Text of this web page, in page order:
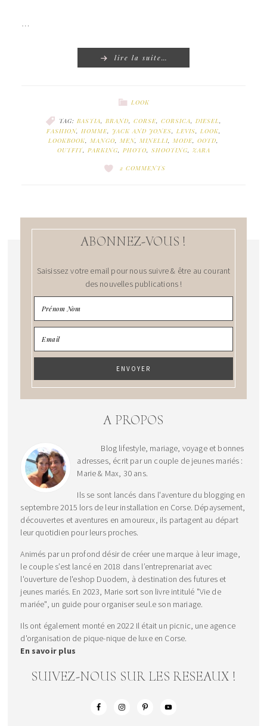
…
lire la suite…
LOOK
TAG: BASTIA, BRAND, CORSE, CORSICA, DIESEL,
FASHION, HOMME, JACK AND JONES, LEVIS, LOOK,
LOOKBOOK, MANGO, MEN, MINELLI, MODE, OOTD,
OUTFIT, PARKING, PHOTO, SHOOTING,ZARA
2 COMMENTS
ABONNEZ-VOUS !
Saisissez votre email pour nous suivre & être au courant
des nouvelles publications !
A PROPOS
Blog lifestyle, mariage, voyage et bonnes
adresses, écrit par un couple de jeunes mariés :
Marie & Max, 30 ans.
Ils se sont lancés dans l'aventure du blogging en
septembre 2015 lors de leur installation en Corse. Dépaysement,
découvertes et aventures en amoureux, ils partagent au départ
leur quotidien pour leurs proches.
Animés par un profond désir de créer une marque à leur image,
le couple s’est lancé en 2018 dans l’entreprenariat avec
l'ouverture de l'eshop Duodem, à destination des futures et
jeunes mariés. En 2023, Marie sort son livre intitulé "Vie de
mariée", un guide pour organiser seul.e son mariage.
Ils ont également monté en 2022 Il était un picnic, une agence
d'organisation de pique-nique de luxe en Corse.
En savoir plus
SUIVEZ-NOUS SUR LES RESEAUX !